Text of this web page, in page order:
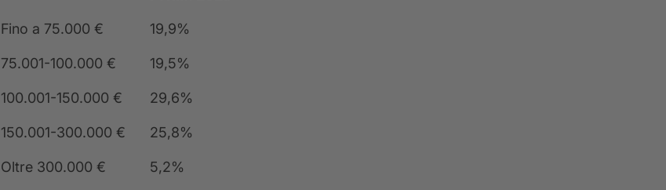
Fino a 75.000 € 19,9%
75.001-100.000 € 19,5%
100.001-150.000 € 29,6%
150.001-300.000 € 25,8%
Oltre 300.000 € 5,2%